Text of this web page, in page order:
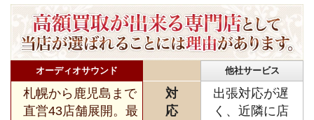
オーディオサウンド 他社サービス
札幌から鹿児島まで
直営43店舗展開。最
対
応
出張対応が遅
く、近隣に店